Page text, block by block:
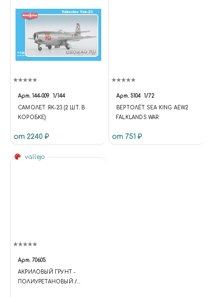
Арт. 144-009 1/144
САМОЛЕТ ЯК-23 (2 ШТ. В
КОРОБКЕ)
от 2240 ₽
Арт. 5104 1/72
ВЕРТОЛЁТ SEA KING AEW.2
FALKLANDS WAR
от 751 ₽
vallejo
Арт. 70605
АКРИЛОВЫЙ ГРУНТ -
ПОЛИУРЕТАНОВЫЙ /